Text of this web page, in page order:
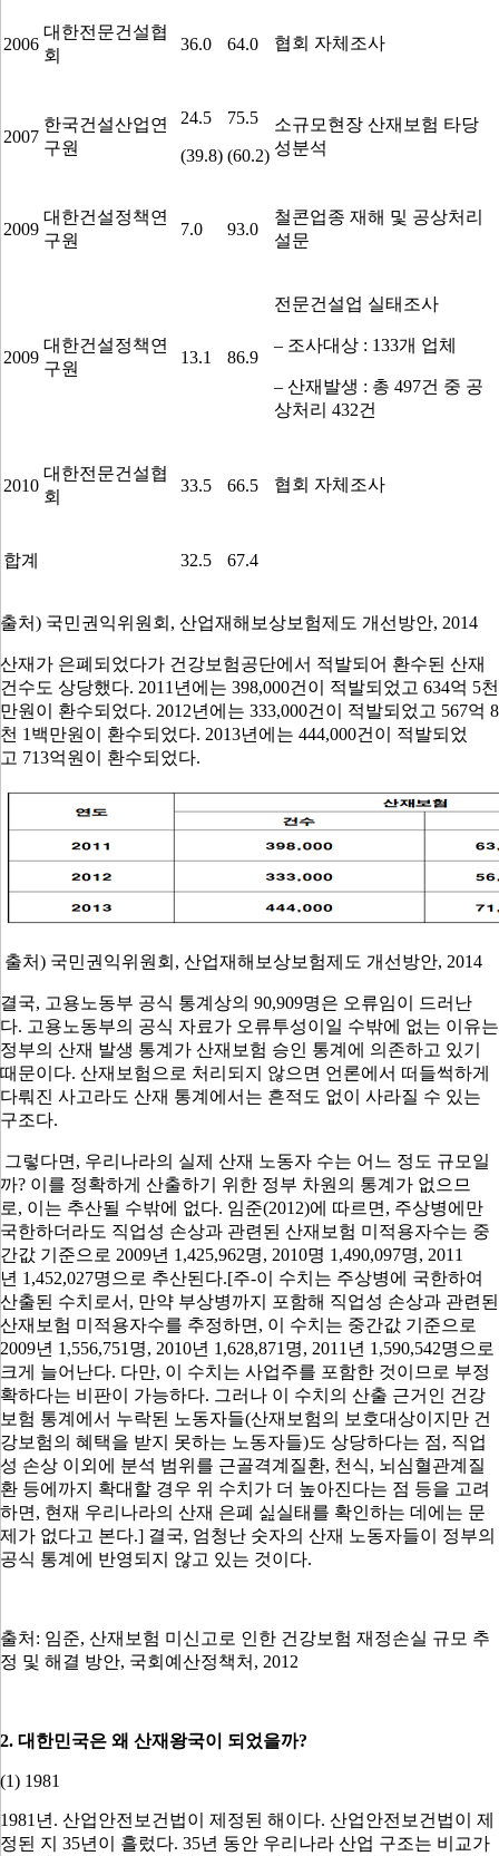
2006
대한전문건설협
회
36.0 64.0 협회 자체조사
2007
한국건설산업연
구원
24.5
(39.8)
75.5
(60.2)
소규모현장 산재보험 타당
성분석
2009
대한건설정책연
구원
7.0 93.0
철콘업종 재해 및 공상처리
설문
2009
대한건설정책연
구원
13.1 86.9
전문건설업 실태조사
– 조사대상 : 133개 업체
– 산재발생 : 총 497건 중 공
상처리 432건
2010
대한전문건설협
회
33.5 66.5 협회 자체조사
합계 32.5 67.4
출처) 국민권익위원회 , 산업재해보상보험제도 개선방안, 2014
산재가 은폐되었다가 건강보험공단에서 적발되어 환수된 산재
건수도 상당했다. 2011 년에는 398,000건이 적발되었고 634억 5천
만원이 환수되었다. 2012년에는 333,000건이 적발되었고 567억 8
천 1 백만원이 환수되었다. 2013년에는 444,000건이 적발되었
고 713억원이 환수되었다.
출처) 국민권익위원회 , 산업재해보상보험제도 개선방안, 2014
결국, 고용노동부 공식 통계상의 90,909명은 오류임이 드러난
다. 고용노동부의 공식 자료가 오류투성이일 수밖에 없는 이유는
정부의 산재 발생 통계가 산재보험 승인 통계에 의존하고 있기
때문이다. 산재보험으로 처리되지 않으면 언론에서 떠들썩하게
다뤄진 사고라도 산재 통계에서는 흔적도 없이 사라질 수 있는
구조다.
그렇다면 , 우리나라의 실제 산재 노동자 수는 어느 정도 규모일
까? 이를 정확하게 산출하기 위한 정부 차원의 통계가 없으므
로, 이는 추산될 수밖에 없다. 임준(2012)에 따르면 , 주상병에만
국한하더라도 직업성 손상과 관련된 산재보험 미적용자수는 중
간값 기준으로 2009년 1,425,962명, 2010명 1,490,097명, 2011
년 1,452,027명으로 추산된다.[주-이 수치는 주상병에 국한하여
산출된 수치로서, 만약 부상병까지 포함해 직업성 손상과 관련된
산재보험 미적용자수를 추정하면, 이 수치는 중간값 기준으로
2009년 1,556,751명, 2010년 1,628,871명, 2011년 1,590,542명으로
크게 늘어난다. 다만, 이 수치는 사업주를 포함한 것이므로 부정
확하다는 비판이 가능하다. 그러나 이 수치의 산출 근거인 건강
보험 통계에서 누락된 노동자들(산재보험의 보호대상이지만 건
강보험의 혜택을 받지 못하는 노동자들)도 상당하다는 점, 직업
성 손상 이외에 분석 범위를 근골격계질환, 천식, 뇌심혈관계질
환 등에까지 확대할 경우 위 수치가 더 높아진다는 점 등을 고려
하면, 현재 우리나라의 산재 은폐 싪실태를 확인하는 데에는 문
제가 없다고 본다.] 결국, 엄청난 숫자의 산재 노동자들이 정부의
공식 통계에 반영되지 않고 있는 것이다.
출처 : 임준, 산재보험 미신고로 인한 건강보험 재정손실 규모 추
정 및 해결 방안, 국회예산정책처 , 2012
2. 대한민국은 왜 산재왕국이 되었을까?
(1) 1981
1981 년 . 산업안전보건법이 제정된 해이다. 산업안전보건법이 제
정된 지 35년이 흘렀다. 35년 동안 우리나라 산업 구조는 비교가